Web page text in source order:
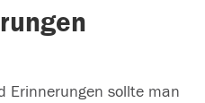
Erinnerungen sollte man